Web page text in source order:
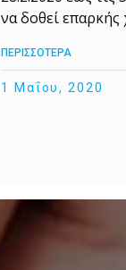
να δοθεί
ΠΕΡΙΣΣΟΤΕΡΑ
1 Μαΐου, 2020